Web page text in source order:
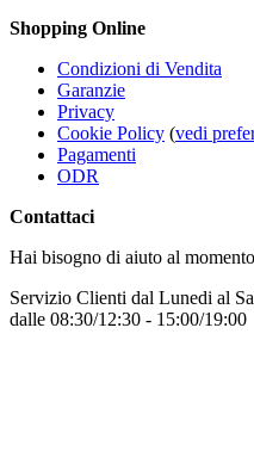
Shopping Online
Condizioni di Vendita
Garanzie
Privacy
Cookie Policy (vedi
Pagamenti
ODR
Contattaci
Hai bisogno di aiuto al
Servizio Clienti dal Lunedi al
dalle 08:30/12:30 - 15:00/19:00